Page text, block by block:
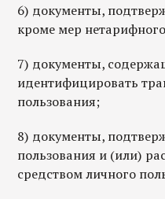
6) документы,
кроме мер
7) документы,
идентифицировать
пользования;
8) документы,
пользования и (или)
средством личного